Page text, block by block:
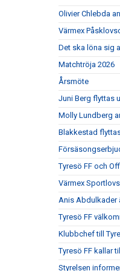
Olivier Chlebda
Värmex
Det ska löna sig
Matchtröja 2026
Årsmöte
Juni Berg flyttas
Molly Lundberg
Blakkestad
Tyresö FF och
Värmex
Anis Abdulkader
Tyresö FF
Klubbchef till
Tyresö FF kallar
Styrelsen